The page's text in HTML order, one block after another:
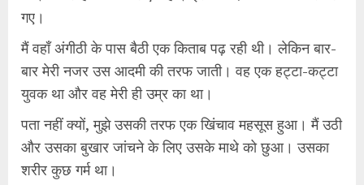
गए।
मैं वहाँ अंगीठी के पास बैठी एक किताब पढ़ रही थी। लेकिन बार-
बार मेरी नजर उस आदमी की तरफ जाती। वह एक हट्टा-कट्टा
युवक था और वह मेरी ही उम्र का था।
पता नहीं क्यों, मुझे उसकी तरफ एक खिंचाव महसूस हुआ। मैं उठी
और उसका बुखार जांचने के लिए उसके माथे को छुआ। उसका
शरीर कुछ गर्म था।